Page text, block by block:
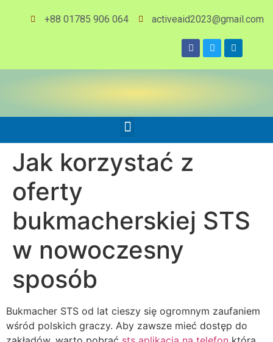
+88 01785 906 064 activeaid2023@gmail.com
Jak korzystać z
oferty
bukmacherskiej STS
w nowoczesny
sposób
Bukmacher STS od lat cieszy się ogromnym zaufaniem
wśród polskich graczy. Aby zawsze mieć dostęp do